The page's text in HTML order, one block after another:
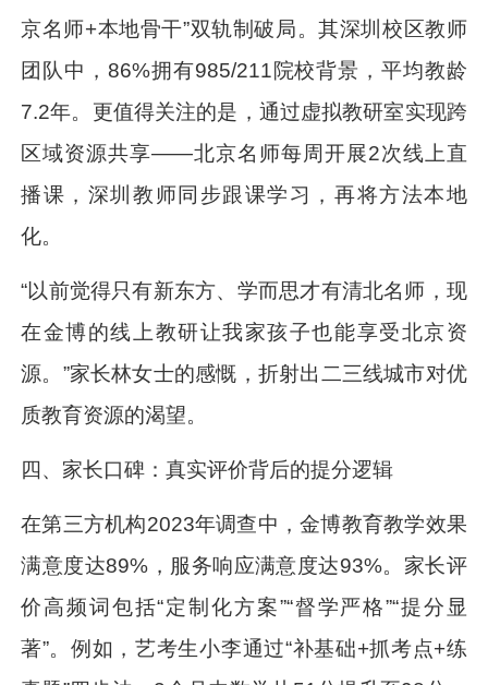
京名师+本地骨干”双轨制破局。其深圳校区教师
团队中，86%拥有985/211院校背景，平均教龄
7.2年。更值得关注的是，通过虚拟教研室实现跨
区域资源共享——北京名师每周开展2次线上直
播课，深圳教师同步跟课学习，再将方法本地
化。
“以前觉得只有新东方、学而思才有清北名师，现
在金博的线上教研让我家孩子也能享受北京资
源。”家长林女士的感慨，折射出二三线城市对优
质教育资源的渴望。
四、家长口碑：真实评价背后的提分逻辑
在第三方机构2023年调查中，金博教育教学效果
满意度达89%，服务响应满意度达93%。家长评
价高频词包括“定制化方案”“督学严格”“提分显
著”。例如，艺考生小李通过“补基础+抓考点+练